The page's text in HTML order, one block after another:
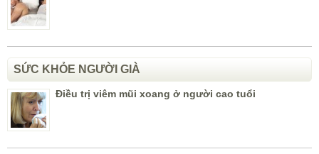
SỨC KHỎE NGƯỜI GIÀ
Điều trị viêm mũi xoang ở người cao tuổi